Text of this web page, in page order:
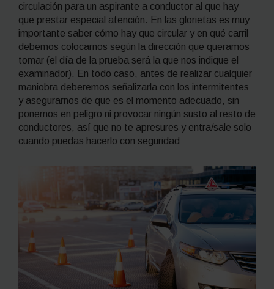
circulación para un aspirante a conductor al que hay
que prestar especial atención. En las glorietas es muy
importante saber cómo hay que circular y en qué carril
debemos colocarnos según la dirección que queramos
tomar (el día de la prueba será la que nos indique el
examinador). En todo caso, antes de realizar cualquier
maniobra deberemos señalizarla con los intermitentes
y asegurarnos de que es el momento adecuado, sin
ponernos en peligro ni provocar ningún susto al resto de
conductores, así que no te apresures y entra/sale solo
cuando puedas hacerlo con seguridad